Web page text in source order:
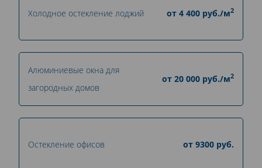
Холодное остекление лоджий от 4 400 руб./м2
Алюминиевые окна для
загородных домов
от 20 000 руб./м2
Остекление офисов от 9300 руб.